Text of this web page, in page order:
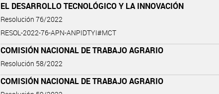
EL DESARROLLO TECNOLÓGICO Y LA INNOVACIÓN
Resolución 76/2022
RESOL-2022-76-APN-ANPIDTYI#MCT
COMISIÓN NACIONAL DE TRABAJO AGRARIO
Resolución 58/2022
COMISIÓN NACIONAL DE TRABAJO AGRARIO